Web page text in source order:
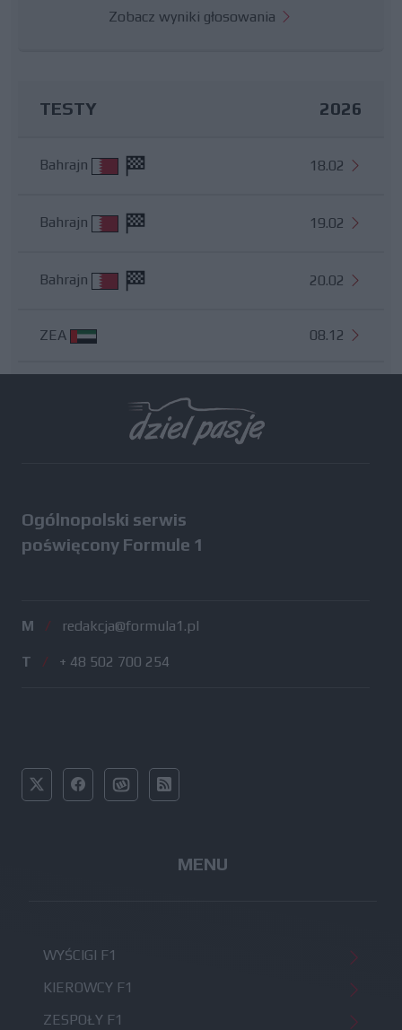
Zobacz wyniki głosowania
TESTY 2026
Bahrajn 18.02
Bahrajn 19.02
Bahrajn 20.02
ZEA 08.12
Ogólnopolski serwis
poświęcony Formule 1
M / redakcja@formula1.pl
T / + 48 502 700 254
MENU
WYŚCIGI F1
KIEROWCY F1
ZESPOŁY F1